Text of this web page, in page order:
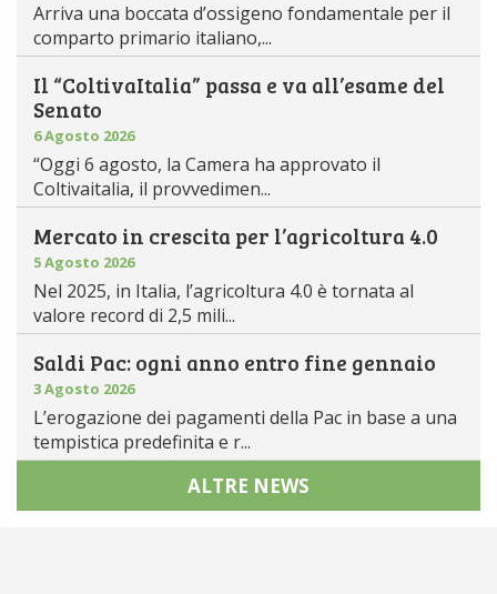
Arriva una boccata d’ossigeno fondamentale per il
comparto primario italiano,...
Il “ColtivaItalia” passa e va all’esame del
Senato
6 Agosto 2026
“Oggi 6 agosto, la Camera ha approvato il
Coltivaitalia, il provvedimen...
Mercato in crescita per l’agricoltura 4.0
5 Agosto 2026
Nel 2025, in Italia, l’agricoltura 4.0 è tornata al
valore record di 2,5 mili...
Saldi Pac: ogni anno entro fine gennaio
3 Agosto 2026
L’erogazione dei pagamenti della Pac in base a una
tempistica predefinita e r...
ALTRE NEWS